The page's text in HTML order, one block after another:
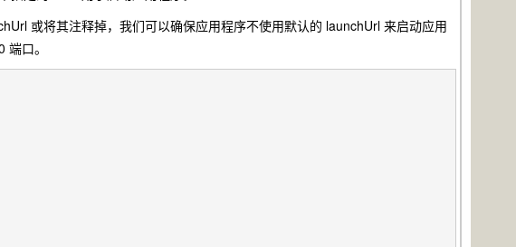
或将其注释掉，我们可以确保应用程序不使用默认的 launchUrl 来启动应用
口。